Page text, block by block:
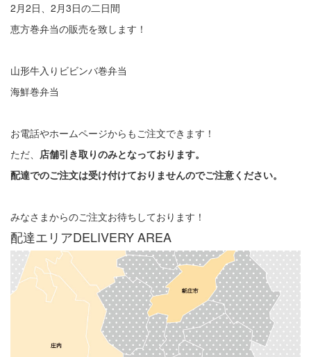
2月2日、2月3日の二日間
恵方巻弁当の販売を致します！
山形牛入りビビンバ巻弁当
海鮮巻弁当
お電話やホームページからもご注文できます！
ただ、 店舗引き取りのみとなっております。
配達でのご注文は受け付けておりませんのでご注意ください。
みなさまからのご注文お待ちしております！
配達エリアDELIVERY AREA